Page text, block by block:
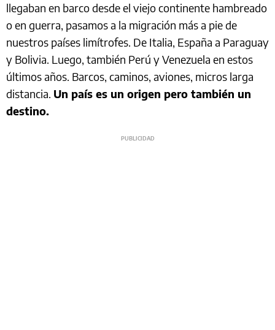
llegaban en barco desde el viejo continente hambreado
o en guerra, pasamos a la migración más a pie de
nuestros países limítrofes. De Italia, España a Paraguay
y Bolivia. Luego, también Perú y Venezuela en estos
últimos años. Barcos, caminos, aviones, micros larga
distancia. Un país es un origen pero también un
destino.